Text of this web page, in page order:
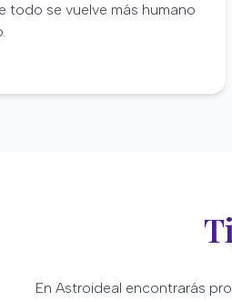
todo se vuelve más humano
En Astroideal encontrarás